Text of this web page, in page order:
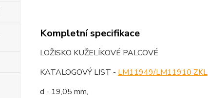
Kompletní specifikace
LOŽISKO KUŽELÍKOVÉ PALCOVÉ
KATALOGOVÝ LIST - LM11949/LM11910 ZKL
d - 19,05 mm,